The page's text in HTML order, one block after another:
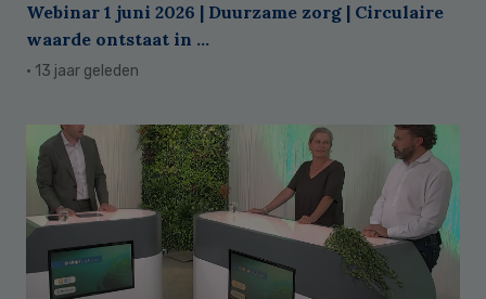
Webinar 1 juni 2026 | Duurzame zorg | Circulaire
waarde ontstaat in ...
· 13 jaar geleden